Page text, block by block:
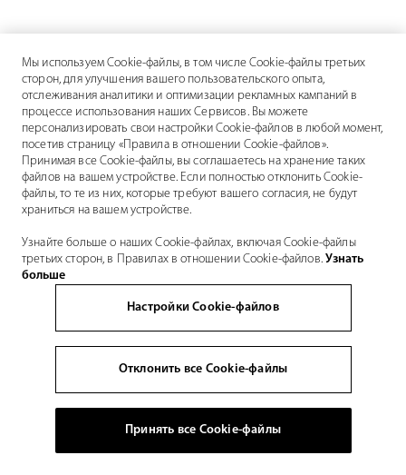
Мы используем Cookie-файлы, в том числе Cookie-файлы третьих
сторон, для улучшения вашего пользовательского опыта,
отслеживания аналитики и оптимизации рекламных кампаний в
процессе использования наших Сервисов. Вы можете
персонализировать свои настройки Cookie-файлов в любой момент,
посетив страницу «Правила в отношении Cookie-файлов».
Принимая все Cookie-файлы, вы соглашаетесь на хранение таких
файлов на вашем устройстве. Если полностью отклонить Cookie-
файлы, то те из них, которые требуют вашего согласия, не будут
храниться на вашем устройстве.
Узнайте больше о наших Cookie-файлах, включая Cookie-файлы
третьих сторон, в Правилах в отношении Cookie-файлов.Узнать
больше
Настройки Cookie-файлов
Отклонить все Cookie-файлы
Принять все Cookie-файлы